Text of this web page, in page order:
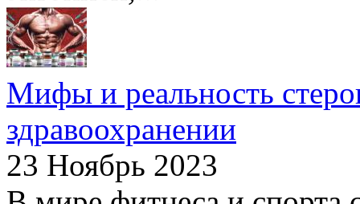
Мифы и реальность
здравоохранении
23 Ноябрь 2023